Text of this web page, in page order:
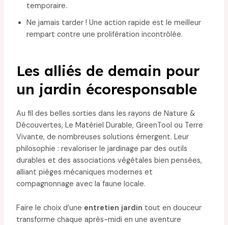
temporaire.
Ne jamais tarder ! Une action rapide est le meilleur
rempart contre une prolifération incontrôlée.
Les alliés de demain pour
un jardin écoresponsable
Au fil des belles sorties dans les rayons de Nature &
Découvertes, Le Matériel Durable, GreenTool ou Terre
Vivante, de nombreuses solutions émergent. Leur
philosophie : revaloriser le jardinage par des outils
durables et des associations végétales bien pensées,
alliant pièges mécaniques modernes et
compagnonnage avec la faune locale.
Faire le choix d’une entretien jardin tout en douceur
transforme chaque après-midi en une aventure